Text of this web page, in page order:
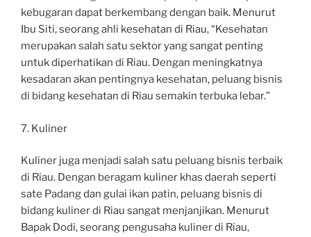
kebugaran dapat berkembang dengan baik. Menurut
Ibu Siti, seorang ahli kesehatan di Riau, “Kesehatan
merupakan salah satu sektor yang sangat penting
untuk diperhatikan di Riau. Dengan meningkatnya
kesadaran akan pentingnya kesehatan, peluang bisnis
di bidang kesehatan di Riau semakin terbuka lebar.”
7. Kuliner
Kuliner juga menjadi salah satu peluang bisnis terbaik
di Riau. Dengan beragam kuliner khas daerah seperti
sate Padang dan gulai ikan patin, peluang bisnis di
bidang kuliner di Riau sangat menjanjikan. Menurut
Bapak Dodi, seorang pengusaha kuliner di Riau,